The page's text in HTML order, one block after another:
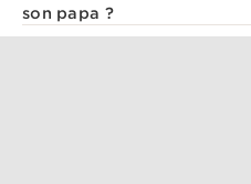
son papa ?